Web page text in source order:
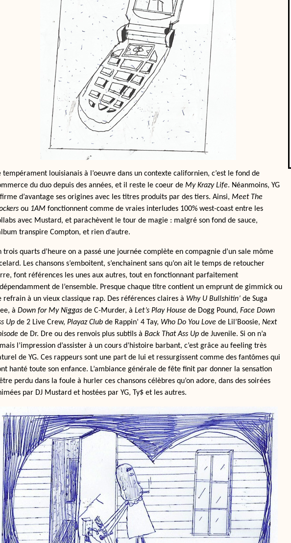
tempérament louisianais à l’oeuvre dans un contexte californien, c’est le fond de
du duo depuis des années, et il reste le coeur de My Krazy Life. Néanmoins, YG
d’avantage ses origines avec les titres produits par des tiers. Ainsi, Meet The
ou 1AM fonctionnent comme de vraies interludes 100% west-coast entre les
avec Mustard, et parachèvent le tour de magie : malgré son fond de sauce,
transpire Compton, et rien d’autre.
trois quarts d’heure on a passé une journée complète en compagnie d’un sale môme
Les chansons s’emboitent, s’enchainent sans qu’on ait le temps de retoucher
font références les unes aux autres, tout en fonctionnant parfaitement
de l’ensemble. Presque chaque titre contient un emprunt de gimmick ou
refrain à un vieux classique rap. Des références claires à Why U Bullshitin’ de Suga
à Down for My Niggas de C-Murder, à Let’s Play House de Dogg Pound, Face Down
Up de 2 Live Crew, Playaz Club de Rappin’ 4 Tay, Who Do You Love de Lil’Boosie, Next
de Dr. Dre ou des renvois plus subtils à Back That Ass Up de Juvenile. Si on n’a
l’impression d’assister à un cours d’histoire barbant, c’est grâce au feeling très
de YG. Ces rappeurs sont une part de lui et ressurgissent comme des fantômes qui
hanté toute son enfance. L’ambiance générale de fête finit par donner la sensation
perdu dans la foule à hurler ces chansons célèbres qu’on adore, dans des soirées
par DJ Mustard et hostées par YG, Ty$ et les autres.